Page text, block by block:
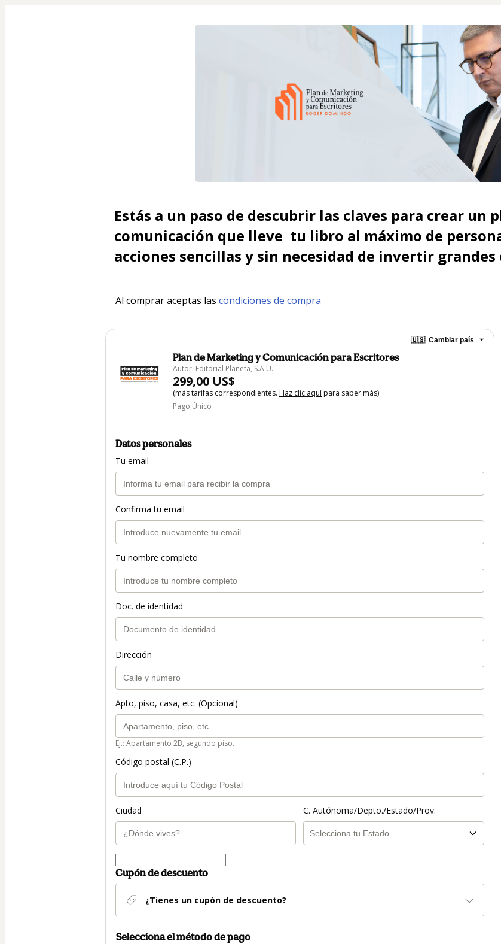
Estás a un paso de descubrir las claves para crear un
comunicación que lleve  tu libro al máximo de
acciones sencillas y sin necesidad de invertir
Al comprar aceptas las condiciones de compra
🇺🇸 Cambiar país
Plan de Marketing y Comunicación para Escritores
Autor: Editorial Planeta, S.A.U.
299,00 US$
(más tarifas correspondientes. Haz clic aquí para saber más)
Pago Único
Datos personales
Tu email
Confirma tu email
Tu nombre completo
Doc. de identidad
Dirección
Apto, piso, casa, etc. (Opcional)
Ej.: Apartamento 2B, segundo piso.
Código postal (C.P.)
Ciudad C. Autónoma/Depto./Estado/Prov.
Cupón de descuento
¿Tienes un cupón de descuento?
Selecciona el método de pago